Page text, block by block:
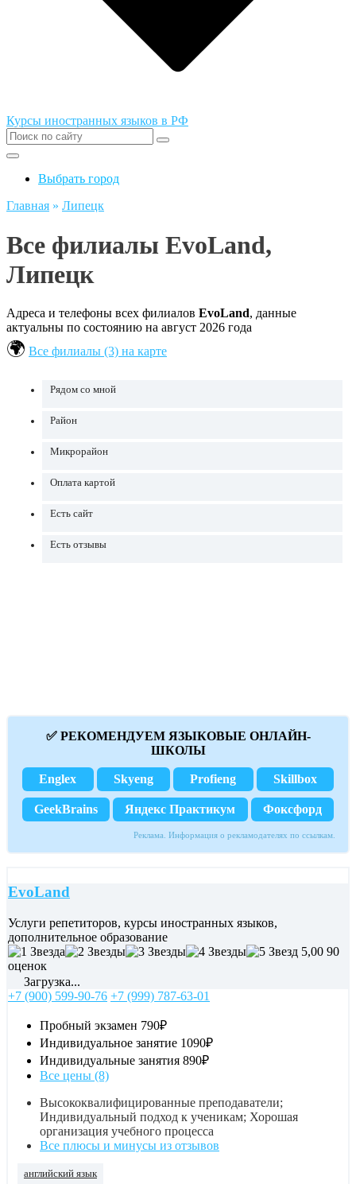
Курсы иностранных языков в РФ
Выбрать город
Главная » Липецк
Все филиалы EvoLand,
Липецк
Адреса и телефоны всех филиалов EvoLand, данные
актуальны по состоянию на август 2026 года
Все филиалы (3) на карте
Рядом со мной
Район
Микрорайон
Оплата картой
Есть сайт
Есть отзывы
✅ РЕКОМЕНДУЕМ ЯЗЫКОВЫЕ ОНЛАЙН-
ШКОЛЫ
Englex Skyeng Profieng Skillbox
GeekBrains Яндекс Практикум Фоксфорд
Реклама. Информация о рекламодателях по ссылкам.
EvoLand
Услуги репетиторов, курсы иностранных языков,
дополнительное образование
5,00 90
оценок
Загрузка...
+7 (900) 599-90-76 +7 (999) 787-63-01
Пробный экзамен 790₽
Индивидуальное занятие 1090₽
Индивидуальные занятия 890₽
Все цены (8)
Высококвалифицированные преподаватели;
Индивидуальный подход к ученикам; Хорошая
организация учебного процесса
Все плюсы и минусы из отзывов
английский язык